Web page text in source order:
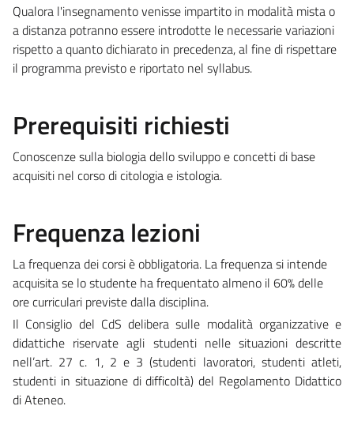
Qualora l'insegnamento venisse impartito in modalità mista o
a distanza potranno essere introdotte le necessarie variazioni
rispetto a quanto dichiarato in precedenza, al fine di rispettare
il programma previsto e riportato nel syllabus.
Prerequisiti richiesti
Conoscenze sulla biologia dello sviluppo e concetti di base
acquisiti nel corso di citologia e istologia.
Frequenza lezioni
La frequenza dei corsi è obbligatoria. La frequenza si intende
acquisita se lo studente ha frequentato almeno il 60% delle
ore curriculari previste dalla disciplina.
Il Consiglio del CdS delibera sulle modalità organizzative e
didattiche riservate agli studenti nelle situazioni descritte
nell’art. 27 c. 1, 2 e 3 (studenti lavoratori, studenti atleti,
studenti in situazione di difficoltà) del Regolamento Didattico
di Ateneo.